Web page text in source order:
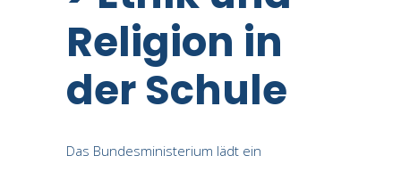
Religion in
der Schule
Das Bundesministerium lädt ein